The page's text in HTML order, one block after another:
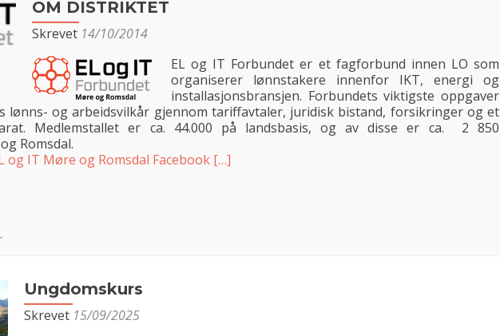
OM DISTRIKTET
Skrevet 14/10/2014
EL og IT Forbundet er et fagforbund innen LO som
organiserer lønnstakere innenfor IKT, energi og
installasjonsbransjen. Forbundets viktigste oppgaver
lønns- og arbeidsvilkår gjennom tariffavtaler, juridisk bistand, forsikringer og et
Medlemstallet er ca. 44.000 på landsbasis, og av disse er ca. 2 850
Romsdal.
og IT Møre og Romsdal Facebook […]
Ungdomskurs
Skrevet 15/09/2025